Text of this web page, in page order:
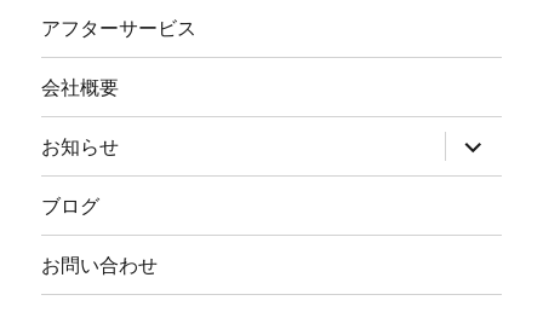
アフターサービス
会社概要
お知らせ
ブ
メ
ー
開
ブログ
お問い合わせ